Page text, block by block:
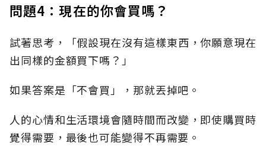
問題4：現在的你會買嗎？
試著思考，「假設現在沒有這樣東西，你願意現在
出同樣的金額買下嗎？」
如果答案是「不會買」，那就丟掉吧。
人的心情和生活環境會隨時間而改變，即使購買時
覺得需要，最後也可能變得不再需要。